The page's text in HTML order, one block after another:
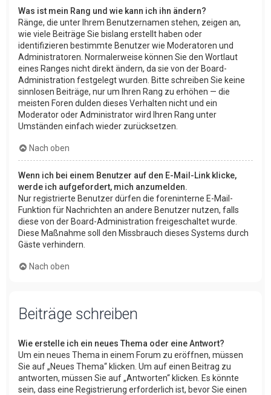
Was ist mein Rang und wie kann ich ihn ändern?
Ränge, die unter Ihrem Benutzernamen stehen, zeigen an,
wie viele Beiträge Sie bislang erstellt haben oder
identifizieren bestimmte Benutzer wie Moderatoren und
Administratoren. Normalerweise können Sie den Wortlaut
eines Ranges nicht direkt ändern, da sie von der Board-
Administration festgelegt wurden. Bitte schreiben Sie keine
sinnlosen Beiträge, nur um Ihren Rang zu erhöhen — die
meisten Foren dulden dieses Verhalten nicht und ein
Moderator oder Administrator wird Ihren Rang unter
Umständen einfach wieder zurücksetzen.
Nach oben
Wenn ich bei einem Benutzer auf den E-Mail-Link klicke,
werde ich aufgefordert, mich anzumelden.
Nur registrierte Benutzer dürfen die foreninterne E-Mail-
Funktion für Nachrichten an andere Benutzer nutzen, falls
diese von der Board-Administration freigeschaltet wurde.
Diese Maßnahme soll den Missbrauch dieses Systems durch
Gäste verhindern.
Nach oben
Beiträge schreiben
Wie erstelle ich ein neues Thema oder eine Antwort?
Um ein neues Thema in einem Forum zu eröffnen, müssen
Sie auf „Neues Thema“ klicken. Um auf einen Beitrag zu
antworten, müssen Sie auf „Antworten“ klicken. Es könnte
sein, dass eine Registrierung erforderlich ist, bevor Sie einen